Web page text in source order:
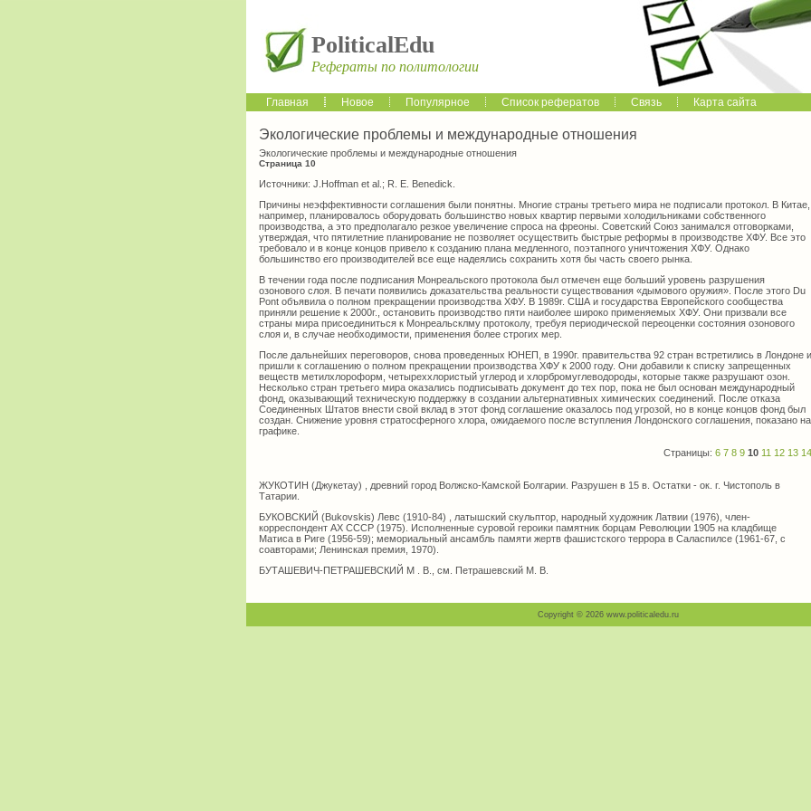
PoliticalEdu
Рефераты по политологии
Главная Новое Популярное Список рефератов Связь Карта сайта
Экологические проблемы и международные отношения
Экологические проблемы и международные отношения
Страница 10
Источники: J.Hoffman et al.; R. E. Benedick.
Причины неэффективности соглашения были понятны. Многие страны третьего мира не подписали протокол. В Китае,
например, планировалось оборудовать большинство новых квартир первыми холодильниками собственного
производства, а это предполагало резкое увеличение спроса на фреоны. Советский Союз занимался отговорками,
утверждая, что пятилетние планирование не позволяет осуществить быстрые реформы в производстве ХФУ. Все это
требовало и в конце концов привело к созданию плана медленного, поэтапного уничтожения ХФУ. Однако
большинство его производителей все еще надеялись сохранить хотя бы часть своего рынка.
В течении года после подписания Монреальского протокола был отмечен еще больший уровень разрушения
озонового слоя. В печати появились доказательства реальности существования «дымового оружия». После этого Du
Pont объявила о полном прекращении производства ХФУ. В 1989г. США и государства Европейского сообщества
приняли решение к 2000г., остановить производство пяти наиболее широко применяемых ХФУ. Они призвали все
страны мира присоединиться к Монреальсклму протоколу, требуя периодической переоценки состояния озонового
слоя и, в случае необходимости, применения более строгих мер.
После дальнейших переговоров, снова проведенных ЮНЕП, в 1990г. правительства 92 стран встретились в Лондоне и
пришли к соглашению о полном прекращении производства ХФУ к 2000 году. Они добавили к списку запрещенных
веществ метилхлороформ, четыреххлористый углерод и хлорбромуглеводороды, которые также разрушают озон.
Несколько стран третьего мира оказались подписывать документ до тех пор, пока не был основан международный
фонд, оказывающий техническую поддержку в создании альтернативных химических соединений. После отказа
Соединенных Штатов внести свой вклад в этот фонд соглашение оказалось под угрозой, но в конце концов фонд был
создан. Снижение уровня стратосферного хлора, ожидаемого после вступления Лондонского соглашения, показано на
графике.
Страницы: 6 7 8 9 10 11 12 13 14
ЖУКОТИН (Джукетау) , древний город Волжско-Камской Болгарии. Разрушен в 15 в. Остатки - ок. г. Чистополь в
Татарии.
БУКОВСКИЙ (Bukovskis) Левс (1910-84) , латышский скульптор, народный художник Латвии (1976), член-
корреспондент АХ СССР (1975). Исполненные суровой героики памятник борцам Революции 1905 на кладбище
Матиса в Риге (1956-59); мемориальный ансамбль памяти жертв фашистского террора в Саласпилсе (1961-67, с
соавторами; Ленинская премия, 1970).
БУТАШЕВИЧ-ПЕТРАШЕВСКИЙ М . В., см. Петрашевский М. В.
Copyright © 2026 www.politicaledu.ru